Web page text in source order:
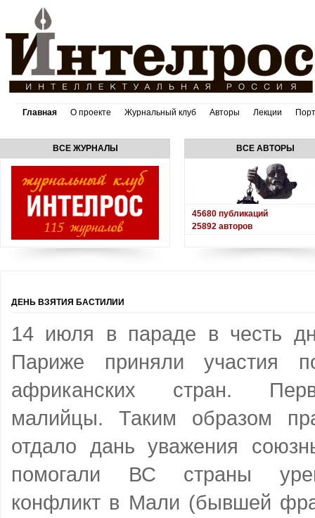
Главная О проекте Журнальный клуб Авторы Лекции
ВСЕ ЖУРНАЛЫ ВСЕ АВТОРЫ
45680 публикаций
25892 авторов
ДЕНЬ ВЗЯТИЯ БАСТИЛИИ
14 июля в параде в честь
Париже приняли участия
африканских стран.
малийцы. Таким образом
отдало дань уважения
помогали ВС страны
конфликт в Мали (бывшей